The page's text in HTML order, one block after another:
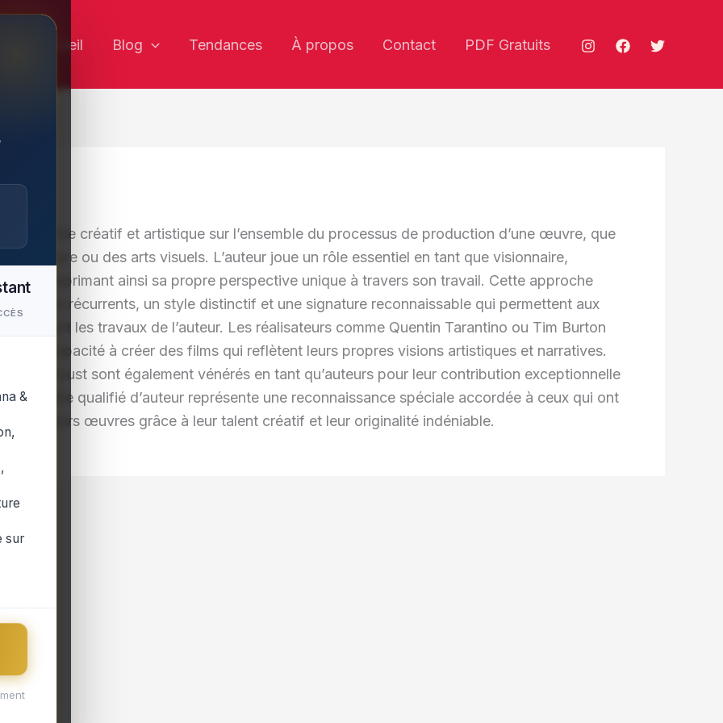
&
sur
Accueil Blog Tendances À propos Contact PDF Gratuits
contrôle créatif et artistique sur l’ensemble du processus de production d’une œuvre, que
littérature ou des arts visuels. L’auteur joue un rôle essentiel en tant que visionnaire,
exprimant ainsi sa propre perspective unique à travers son travail. Cette approche
thèmes récurrents, un style distinctif et une signature reconnaissable qui permettent aux
les travaux de l’auteur. Les réalisateurs comme Quentin Tarantino ou Tim Burton
leur capacité à créer des films qui reflètent leurs propres visions artistiques et narratives.
Proust sont également vénérés en tant qu’auteurs pour leur contribution exceptionnelle
être qualifié d’auteur représente une reconnaissance spéciale accordée à ceux qui ont
sur leurs œuvres grâce à leur talent créatif et leur originalité indéniable.